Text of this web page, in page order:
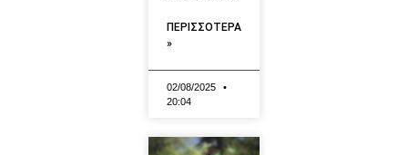
ΠΕΡΙΣΣΟΤΕΡΑ
»
02/08/2025
20:04